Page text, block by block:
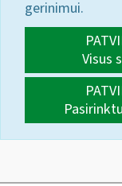
gerinimui.
Visus